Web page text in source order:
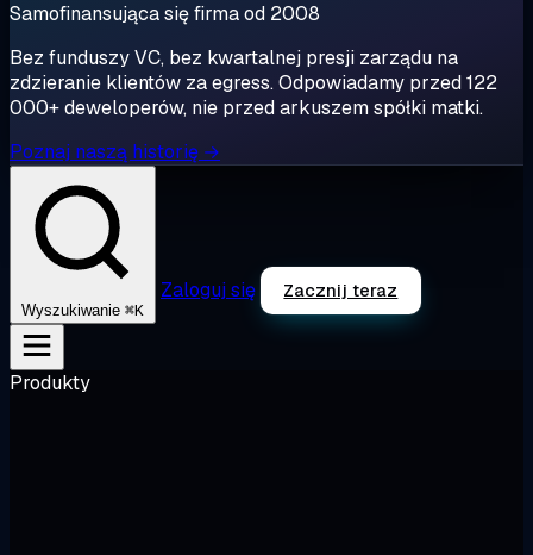
Samofinansująca się firma od 2008
Bez funduszy VC, bez kwartalnej presji zarządu na
zdzieranie klientów za egress. Odpowiadamy przed 122
000+ deweloperów, nie przed arkuszem spółki matki.
Poznaj naszą historię →
Wyszukiwanie ⌘K
Zaloguj się Zacznij teraz
Produkty